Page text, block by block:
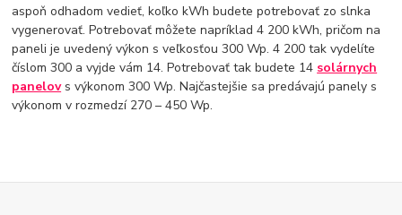
aspoň odhadom vedieť, koľko kWh budete potrebovať zo slnka
vygenerovať. Potrebovať môžete napríklad 4 200 kWh, pričom na
paneli je uvedený výkon s veľkosťou 300 Wp. 4 200 tak vydelíte
číslom 300 a vyjde vám 14. Potrebovať tak budete 14 solárnych
panelovs výkonom 300 Wp. Najčastejšie sa predávajú panely s
výkonom v rozmedzí 270 – 450 Wp.